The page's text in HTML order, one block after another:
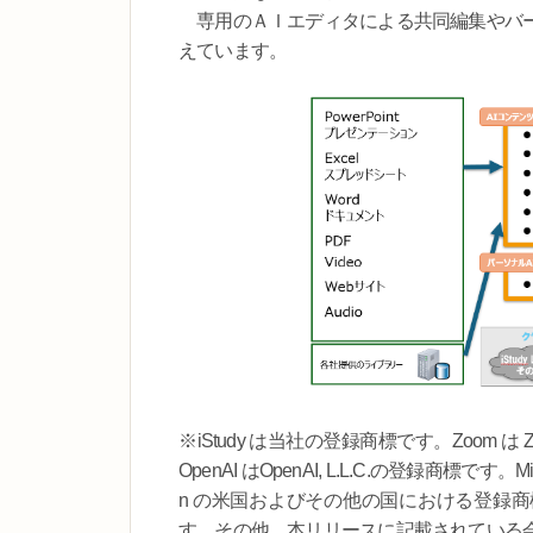
専用のＡＩエディタによる共同編集やバ
えています。
※iStudy は当社の登録商標です。Zoom は
OpenAI はOpenAI, L.L.C.の登録商標です。
n の米国およびその他の国における登録